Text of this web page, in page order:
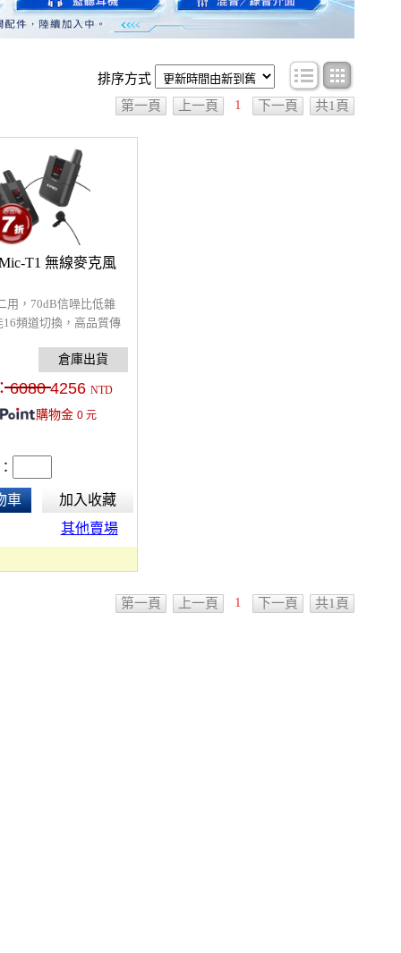
排序方式
條目顯示
第一頁 上一頁 1 下一頁 共1頁
T1 無線麥克風
用，70dB信噪比低雜
16頻道切換，高品質傳
的無線領夾式麥克風
6080 4256 NTD
購物金 0元
車
加入收藏
其他賣場
第一頁 上一頁 1 下一頁 共1頁